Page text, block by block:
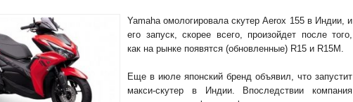
Yamaha омологировала скутер Aerox 155 в Индии, и
его запуск, скорее всего, произойдет после того,
как на рынке появятся (обновленные) R15 и R15M.
Еще в июле японский бренд объявил, что запустит
макси-скутер в Индии. Впоследствии компания